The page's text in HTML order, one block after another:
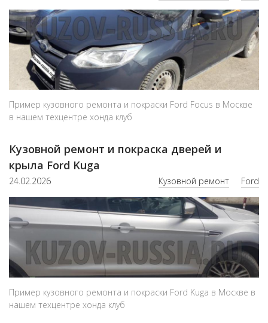
Пример кузовного ремонта и покраски Ford Focus в Москве
в нашем техцентре хонда клуб
Кузовной ремонт и покраска дверей и
крыла Ford Kuga
24.02.2026 Кузовной ремонт Ford
Пример кузовного ремонта и покраски Ford Kuga в Москве в
нашем техцентре хонда клуб